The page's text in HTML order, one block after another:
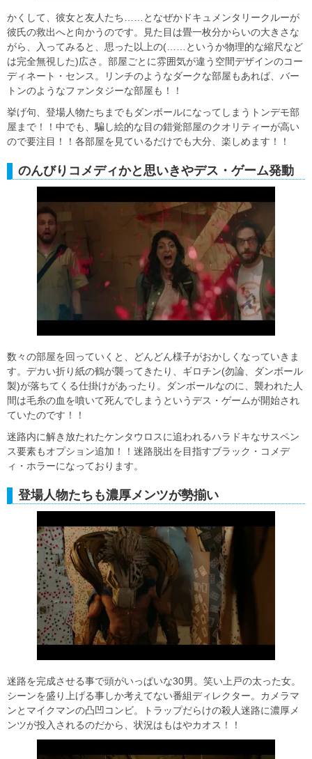
かくして、彼女と友人たち……となぜかドキュメンタリークルーが
彼氏の救出へと向かうのです。見た目は畳一枚分からいの大きさな
がら、入ってみると、思った以上の(……というか物理的な縮尺など
は完全無視した)広さ。部屋ごとに雰囲気が違う空間デザインのコー
ディネート・センス。リンチのようなダークな部屋もあれば、バー
トンのようなファンタジーな部屋も！！
挙げ句、登場人物たちまでもダンボールになってしまうトンデモ部
屋まで！！中でも、騙し絵的な目の錯覚部屋のクオリティーが高い
ので要注目！！各部屋を見ているだけでも大分、楽しめます！！
のんびりコメディかと思いきやデス・ゲーム発動
数々の部屋を回っていくと、どんどん様子がおかしくなっていきま
す。デカい折り紙の鶴が襲ってきたり、ギロチン(勿論、ダンボール
製)が落ちてくる仕掛けがあったり。ダンボールなのに、襲われた人
間は毛糸の血を噴いて死んでしまうというデス・ゲームが開始され
ていたのです！！
迷路内に解き放たれたケンタウロスに追われるハラドキなサスペン
ス要素もオプション追加！！迷路脱出を目指すブラック・コメデ
ィ・ホラーになっております。
登場人物たちも濃厚メンツが勢揃い
迷路を完成させる事で頭がいっぱいな30男。笑い上戸の太った女。
シーンを盛り上げる事しか考えてない番組ディレクター。カメラマ
ンとマイクマンの凸凹コンビ。トラップだらけの殺人迷路に濃厚メ
ンツが投入されるのだから、状況はもはやカオス！！